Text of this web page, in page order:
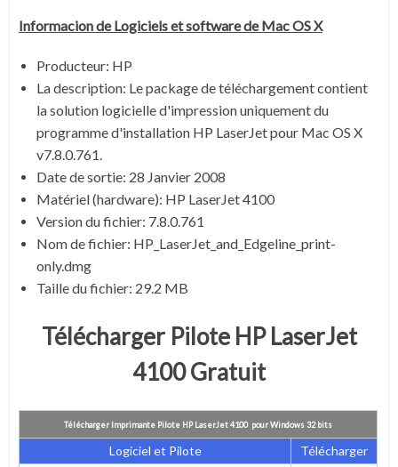
Informacion de Logiciels et software de Mac OS X
Producteur: HP
La description: Le package de téléchargement contient
la solution logicielle d'impression uniquement du
programme d'installation HP LaserJet pour Mac OS X
v7.8.0.761.
Date de sortie: 28 Janvier 2008
Matériel (hardware): HP LaserJet 4100
Version du fichier: 7.8.0.761
Nom de fichier: HP_LaserJet_and_Edgeline_print-
only.dmg
Taille du fichier: 29.2 MB
Télécharger Pilote HP LaserJet
4100 Gratuit
Télécharger Imprimante Pilote HP LaserJet 4100 pour Windows 32 bits
Logiciel et Pilote
Télécharger